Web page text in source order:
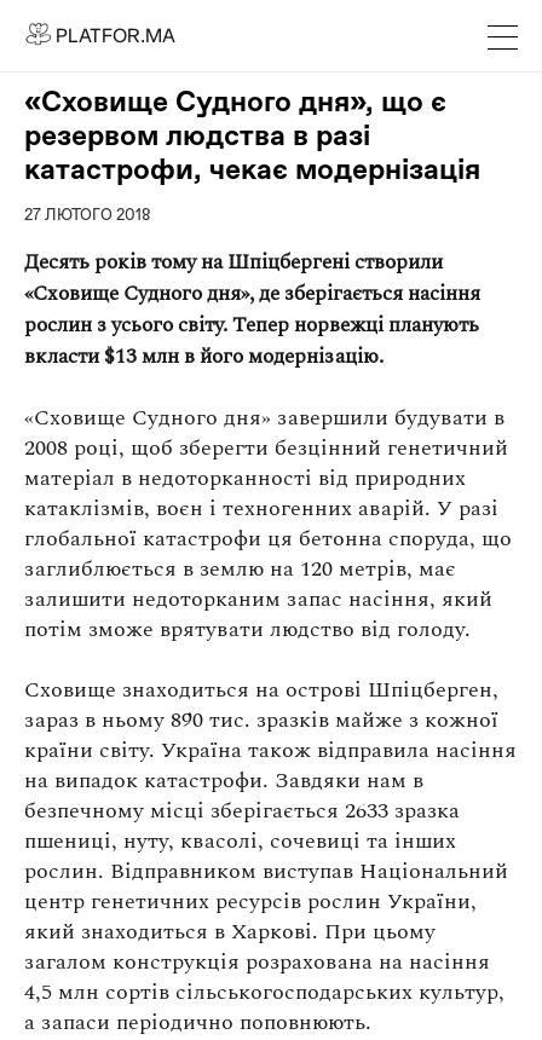
PLATFOR.MA
PLATFOR.MA
Контакти
МЕДІА
Спецпроєкти
Співпраця
АГЕНЦІЯ
Кейси
МАГАЗИН
Каталог
Оплата та доставка
Повернення та обмін
Публічна оферта
КРЕЗЮМЕ
Про сервіс
«Сховище Судного дня», що є
резервом людства в разі
катастрофи, чекає модернізація
27 ЛЮТОГО 2018
Десять років тому на Шпіцбергені створили
«Сховище Судного дня», де зберігається насіння
рослин з усього світу. Тепер норвежці планують
вкласти$13 млн в його модернізацію.
«Сховище Судного дня» завершили будувати в
2008 році, щоб зберегти безцінний генетичний
матеріал в недоторканності від природних
катаклізмів, воєн і техногенних аварій. У разі
глобальної катастрофи ця бетонна споруда, що
заглиблюється в землю на 120 метрів, має
залишити недоторканим запас насіння, який
потім зможе врятувати людство від голоду.
Сховище знаходиться на острові Шпіцберген,
зараз в ньому 890 тис. зразків майже з кожної
країни світу. Україна також відправила насіння
на випадок катастрофи. Завдяки нам в
безпечному місці зберігається 2633 зразка
пшениці, нуту, квасолі, сочевиці та інших
рослин. Відправником виступав Національний
центр генетичних ресурсів рослин України,
який знаходиться в Харкові. При цьому
загалом конструкція розрахована на насіння
4,5 млн сортів сільськогосподарських культур,
а запаси періодично поповнюють.